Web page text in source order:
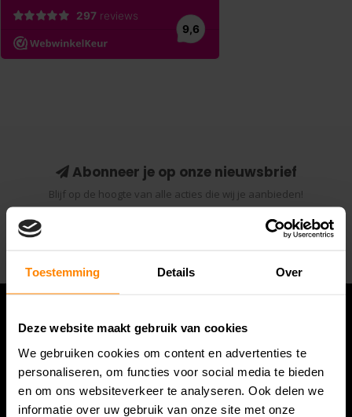
Toestemming Details Over
Deze website maakt gebruik van cookies
We gebruiken cookies om content en advertenties te
personaliseren, om functies voor social media te bieden
en om ons websiteverkeer te analyseren. Ook delen we
informatie over uw gebruik van onze site met onze
Abonneer je op onze nieuwsbrief
Blijf op de hoogte van alle acties die wij je aanbieden!
Abonneer